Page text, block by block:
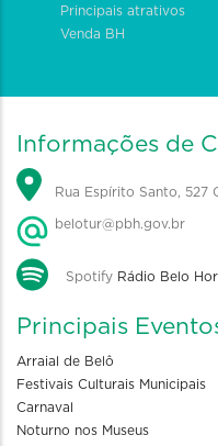
Principais atrativos
Venda BH
Informações de
Rua Espírito Santo, 527
belotur@pbh.gov.br
Spotify Rádio Belo
Principais
Arraial de Belô
Festivais Culturais Municipais
Carnaval
Noturno nos Museus